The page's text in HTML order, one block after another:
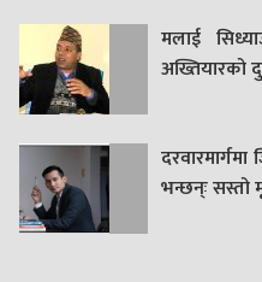
मलाई
अख्तियारको
भन्छन्ः सस्तो